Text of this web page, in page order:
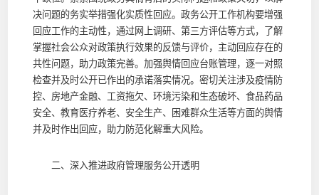
决问题的务实举措强化实质性回应。政务公开工作机构要增强
回应工作的主动性，通过网上调研、第三方评估等方式，了解
掌握社会公众对政策执行效果的反馈与评价，主动回应存在的
共性问题，助力政策完善。加强舆情回应台账管理，逐一对照
检查并及时公开已作出的承诺落实情况。密切关注涉及疫情防
控、房地产金融、工资拖欠、环境污染和生态破坏、食品药品
安全、教育医疗养老、安全生产、困难群众生活等方面的舆情
并及时作出回应，助力防范化解重大风险。
二、深入推进政府管理服务公开透明